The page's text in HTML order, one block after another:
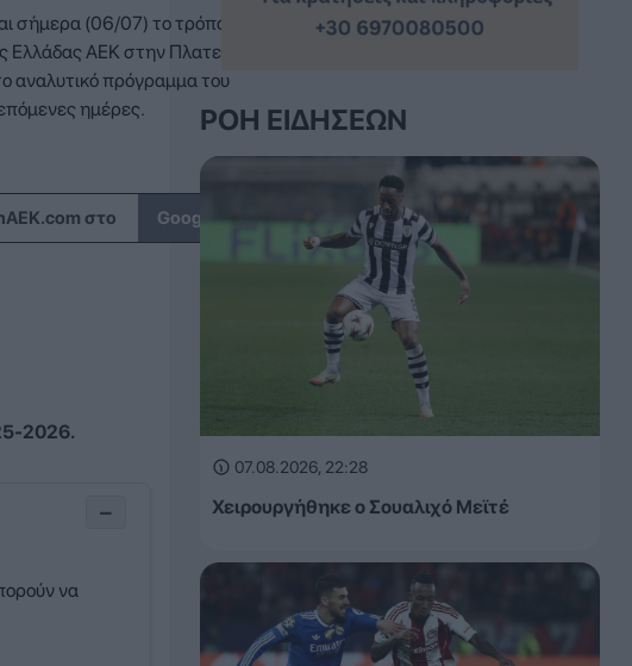
σήμερα (06/07) το τρόπαιο
ΑΕΚ στην Πλατεία
αναλυτικό πρόγραμμα του
ημέρες.
στο Google↗
2026.
−
να
ΡΟΉ ΕΙΔΉΣΕΩΝ
07.08.2026, 22:28
Χειρουργήθηκε ο Σουαλιχό Μεϊτέ